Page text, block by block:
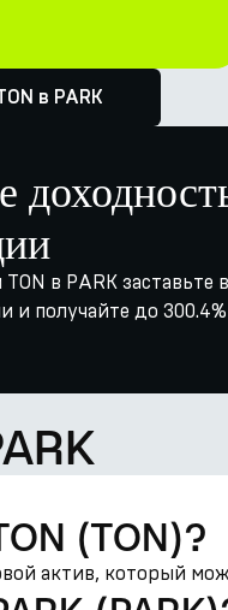
в PARK
в PARK заставьте
и получайте до
(TON)?
актив, который